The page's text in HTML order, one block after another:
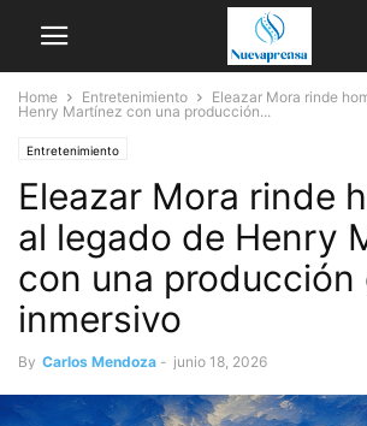
Home Entretenimiento
Eleazar Mora rinde
Henry Martínez con una producción...
Entretenimiento
Eleazar Mora rinde
al legado de Henry
con una producción
inmersivo
By Carlos Mendoza - junio 18, 2026